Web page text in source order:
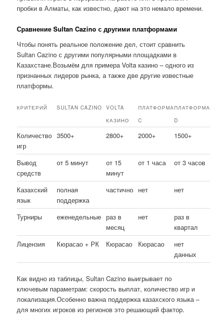
пробки в Алматы, как известно, дают на это немало времени.
Сравнение Sultan Cazino с другими платформами
Чтобы понять реальное положение дел, стоит сравнить
Sultan Cazino с другими популярными площадками в
Казахстане.Возьмём для примера Volta казино – одного из
признанных лидеров рынка, а также две другие известные
платформы.
КРИТЕРИЙ SULTAN CAZINO
VOLTA
КАЗИНО
ПЛАТФОРМА
C
ПЛАТФОРМА
D
Количество
игр
3500+ 2800+ 2000+ 1500+
Вывод
средств
от 5 минут
от 15
минут
от 1 часа от 3 часов
Казахский
язык
полная
поддержка
частично нет нет
Турниры еженедельные раз в
месяц
нет
раз в
квартал
Лицензия
Кюрасао + РК Кюрасао Кюрасао
нет
данных
Как видно из таблицы, Sultan Cazino выигрывает по
ключевым параметрам: скорость выплат, количество игр и
локализация.Особенно важна поддержка казахского языка –
для многих игроков из регионов это решающий фактор.